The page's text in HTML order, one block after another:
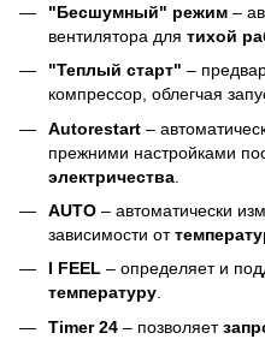
"Бесшумный" режим –
вентилятора для тихой
"Теплый старт" –
компрессор, облегчая
Autorestart –
прежними настройками
электричества
AUTO – автоматически
зависимости от
I FEEL – определяет и
температуру.
Timer 24 – позволяет